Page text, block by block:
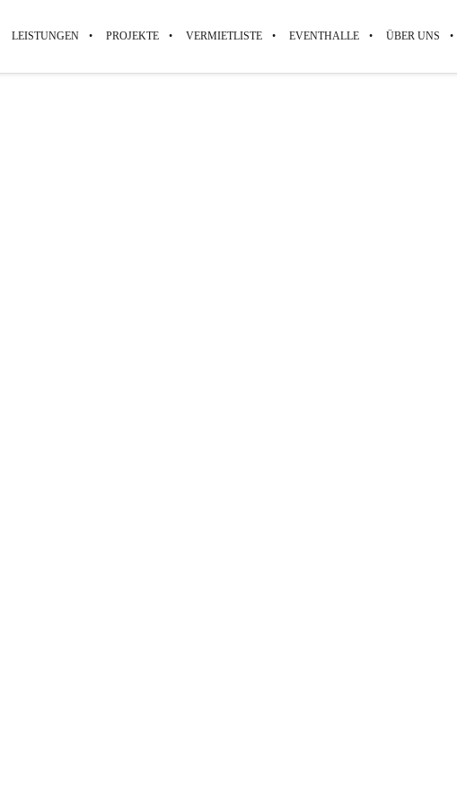
LEISTUNGEN PROJEKTE VERMIETLISTE EVENTHALLE ÜBER UNS